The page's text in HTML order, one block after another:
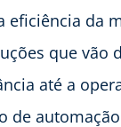
eficiência da
que vão
até a
de